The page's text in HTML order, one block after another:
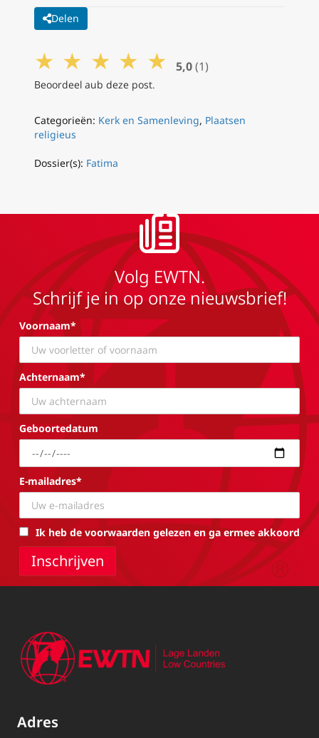
Delen
★ ★ ★ ★ ★ 5,0 (1)
Beoordeel aub deze post.
Categorieën: Kerk en Samenleving, Plaatsen
religieus
Dossier(s): Fatima
Volg EWTN.
Schrijf je in op onze nieuwsbrief!
Voornaam*
Achternaam*
Geboortedatum
E-mailadres*
Ik heb de voorwaarden gelezen en ga ermee akkoord
Adres